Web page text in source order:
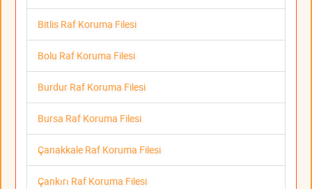
Bitlis Raf Koruma Filesi
Bolu Raf Koruma Filesi
Burdur Raf Koruma Filesi
Bursa Raf Koruma Filesi
Çanakkale Raf Koruma Filesi
Çankırı Raf Koruma Filesi